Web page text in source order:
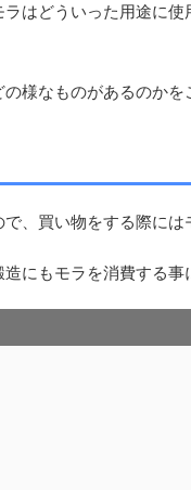
はどういった用途に
様なものがあるのかを
、買い物をする際には
にもモラを消費する事